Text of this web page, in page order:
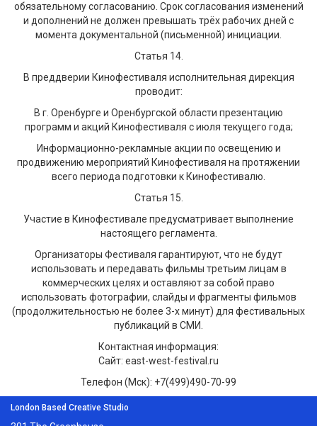
обязательному согласованию. Срок согласования изменений
и дополнений не должен превышать трёх рабочих дней с
момента документальной (письменной) инициации.
Статья 14.
В преддверии Кинофестиваля исполнительная дирекция
проводит:
В г. Оренбурге и Оренбургской области презентацию
программ и акций Кинофестиваля с июля текущего года;
Информационно-рекламные акции по освещению и
продвижению мероприятий Кинофестиваля на протяжении
всего периода подготовки к Кинофестивалю.
Статья 15.
Участие в Кинофестивале предусматривает выполнение
настоящего регламента.
Организаторы Фестиваля гарантируют, что не будут
использовать и передавать фильмы третьим лицам в
коммерческих целях и оставляют за собой право
использовать фотографии, слайды и фрагменты фильмов
(продолжительностью не более 3-х минут) для фестивальных
публикаций в СМИ.
Контактная информация:
Сайт: east-west-festival.ru
Телефон (Мск): +7(499)490-70-99
London Based Creative Studio